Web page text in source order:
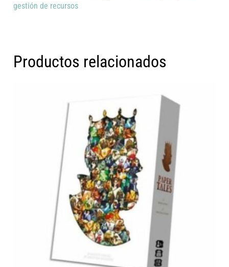
gestión de recursos
Productos relacionados